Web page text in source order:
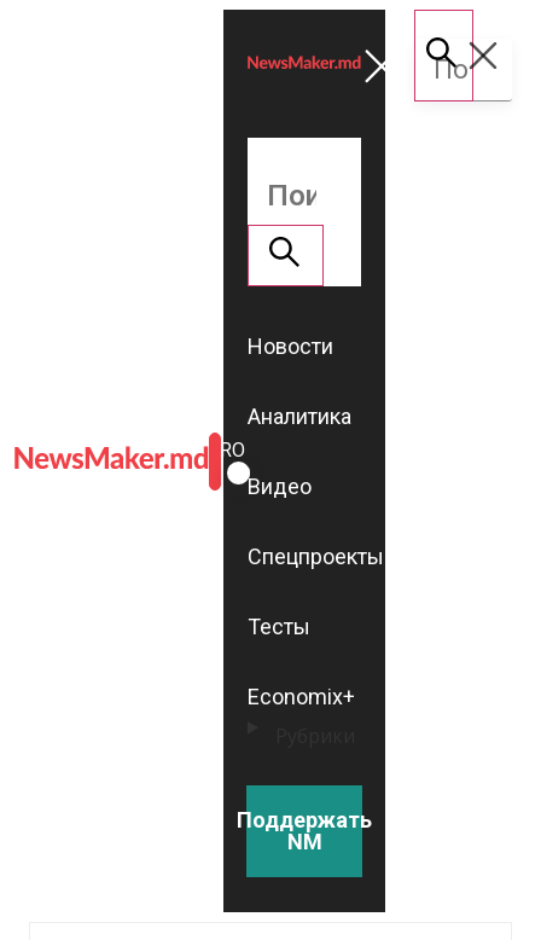
ROMÂNĂ
RU
Новости
Аналитика
Видео
Спецпроекты
Тесты
Economix+
Поддержать
NM